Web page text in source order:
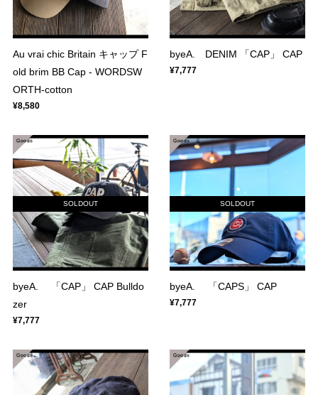
Au vrai chic Britain キャップ F
old brim BB Cap - WORDSW
ORTH-cotton
¥8,580
byeA. DENIM 「CAP」 CAP
¥7,777
SOLDOUT
byeA. 「CAP」 CAP Bulldo
zer
¥7,777
SOLDOUT
byeA. 「CAPS」 CAP
¥7,777